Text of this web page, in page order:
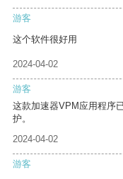
游客
这个软件很好用
2024-04-02
游客
这款加速器VPM应用程序
护。
2024-04-02
游客